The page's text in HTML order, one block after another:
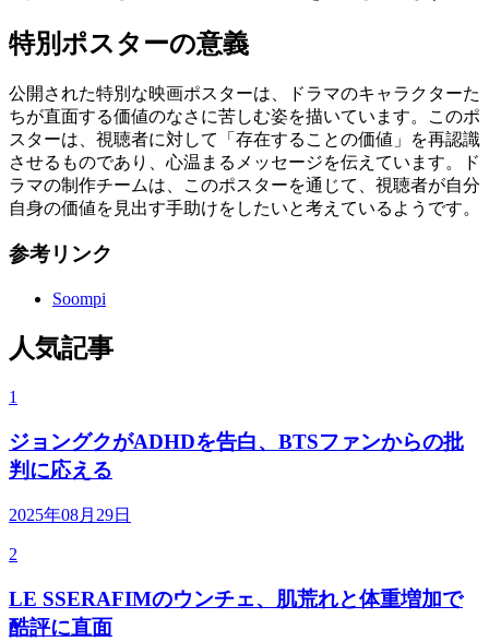
特別ポスターの意義
公開された特別な映画ポスターは、ドラマのキャラクターた
ちが直面する価値のなさに苦しむ姿を描いています。このポ
スターは、視聴者に対して「存在することの価値」を再認識
させるものであり、心温まるメッセージを伝えています。ド
ラマの制作チームは、このポスターを通じて、視聴者が自分
自身の価値を見出す手助けをしたいと考えているようです。
参考リンク
Soompi
人気記事
1
ジョングクがADHDを告白、BTSファンからの批
判に応える
2025年08月29日
2
LE SSERAFIMのウンチェ、肌荒れと体重増加で
酷評に直面